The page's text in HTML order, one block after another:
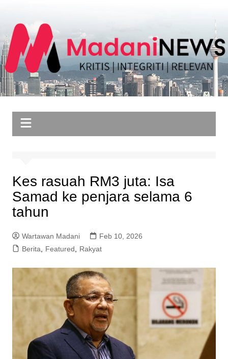
content
Kes rasuah RM3 juta: Isa
Samad ke penjara selama 6
tahun
Wartawan Madani
Feb 10, 2026
Berita, Featured, Rakyat